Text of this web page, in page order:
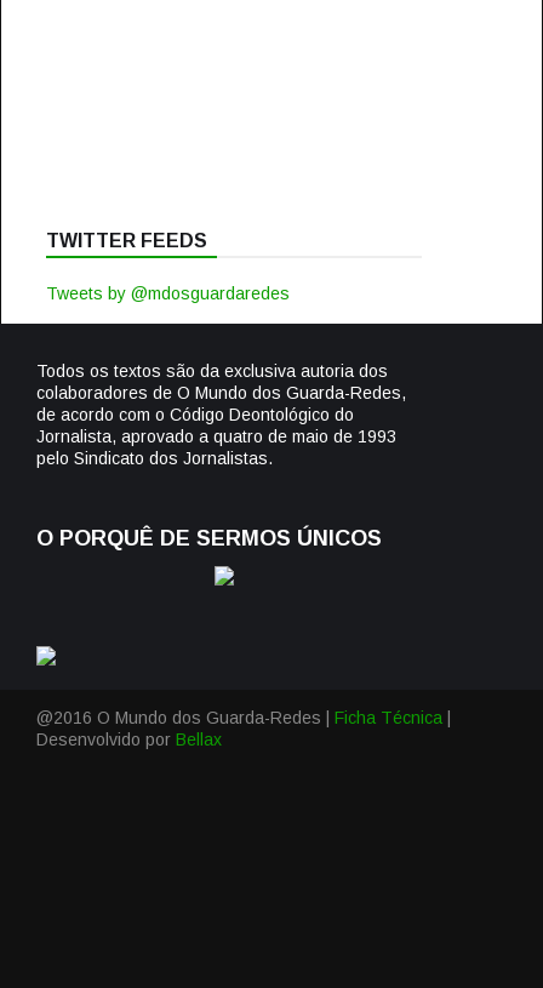
TWITTER FEEDS
Tweets by @mdosguardaredes
Todos os textos são da exclusiva autoria dos
colaboradores de O Mundo dos Guarda-Redes,
de acordo com o Código Deontológico do
Jornalista, aprovado a quatro de maio de 1993
pelo Sindicato dos Jornalistas.
O PORQUÊ DE SERMOS ÚNICOS
@2016 O Mundo dos Guarda-Redes | Ficha Técnica
Desenvolvido por Bellax